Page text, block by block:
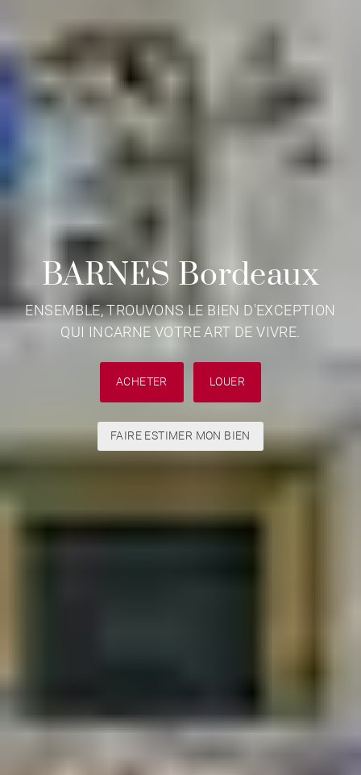
BARNES Bordeaux
ENSEMBLE, TROUVONS LE BIEN D'EXCEPTION
QUI INCARNE VOTRE ART DE VIVRE.
ACHETER LOUER
FAIRE ESTIMER MON BIEN